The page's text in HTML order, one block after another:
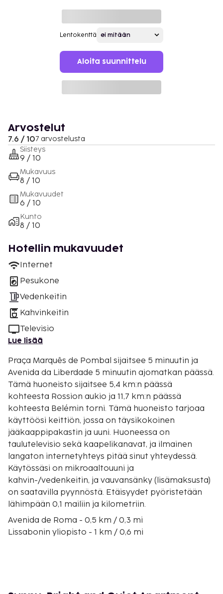
Lentokenttä
Aloita suunnittelu
Arvostelut
7.6 / 107 arvostelusta
Siisteys
9 / 10
Mukavuus
8 / 10
Mukavuudet
6 / 10
Kunto
8 / 10
Hotellin mukavuudet
Internet
Pesukone
Vedenkeitin
Kahvinkeitin
Televisio
Lue lisää
Praça Marquês de Pombal sijaitsee 5 minuutin ja
Avenida da Liberdade 5 minuutin ajomatkan päässä.
Tämä huoneisto sijaitsee 5,4 km:n päässä
kohteesta Rossion aukio ja 11,7 km:n päässä
kohteesta Belémin torni. Tämä huoneisto tarjoaa
käyttöösi keittiön, jossa on täysikokoinen
jääkaappipakastin ja uuni. Huoneessa on
taulutelevisio sekä kaapelikanavat, ja ilmainen
langaton internetyhteys pitää sinut yhteydessä.
Käytössäsi on mikroaaltouuni ja
kahvin-/vedenkeitin, ja vauvansänky (lisämaksusta)
on saatavilla pyynnöstä. Etäisyydet pyöristetään
lähimpään 0,1 mailiin ja kilometriin.
Avenida de Roma - 0,5 km / 0,3 mi
Lissabonin yliopisto - 1 km / 0,6 mi